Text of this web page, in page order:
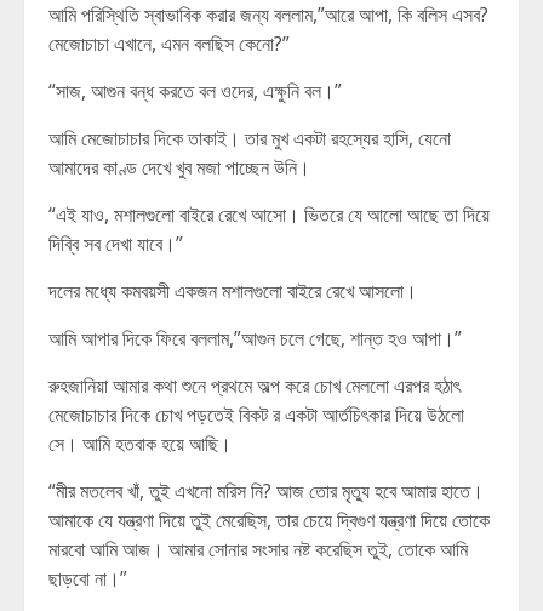
আমি পরিস্থিতি স্বাভাবিক করার জন্য বললাম,”আরে আপা, কি বলিস এসব?
মেজোচাচা এখানে, এমন বলছিস কেনো?”
“সাজ, আগুন বন্ধ করতে বল ওদের, এক্ষুনি বল।”
আমি মেজোচাচার দিকে তাকাই। তার মুখ একটা রহস্যের হাসি, যেনো
আমাদের কাণ্ড দেখে খুব মজা পাচ্ছেন উনি।
“এই যাও, মশালগুলো বাইরে রেখে আসো। ভিতরে যে আলো আছে তা দিয়ে
দিব্বি সব দেখা যাবে।”
দলের মধ্যে কমবয়সী একজন মশালগুলো বাইরে রেখে আসলো।
আমি আপার দিকে ফিরে বললাম,”আগুন চলে গেছে, শান্ত হও আপা।”
রুহজানিয়া আমার কথা শুনে প্রথমে অল্প করে চোখ মেললো এরপর হঠাৎ
মেজোচাচার দিকে চোখ পড়তেই বিকট র একটা আর্তচিৎকার দিয়ে উঠলো
সে। আমি হতবাক হয়ে আছি।
“মীর মতলেব খাঁ, তুই এখনো মরিস নি? আজ তোর মৃত্যু হবে আমার হাতে।
আমাকে যে যন্ত্রণা দিয়ে তুই মেরেছিস, তার চেয়ে দ্বিগুণ যন্ত্রণা দিয়ে তোকে
মারবো আমি আজ। আমার সোনার সংসার নষ্ট করেছিস তুই, তোকে আমি
ছাড়বো না।”